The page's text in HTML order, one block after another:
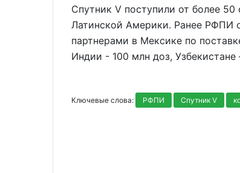
Спутник V поступили от более
Латинской Америки. Ранее РФПИ
партнерами в Мексике по
Индии - 100 млн доз,
Ключевые слова: РФПИ Спутник V